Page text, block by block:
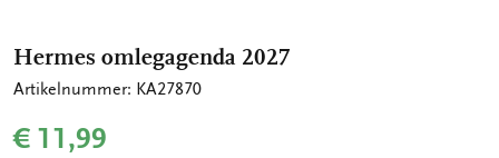
Hermes omlegagenda 2027
Artikelnummer: KA27870
€ 11,99